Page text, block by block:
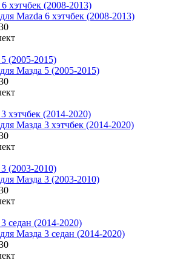
Mazda 6 хэтчбек (2008-2013)
Мазда 5 (2005-2015)
Мазда 3 хэтчбек (2014-2020)
Мазда 3 (2003-2010)
Мазда 3 седан (2014-2020)